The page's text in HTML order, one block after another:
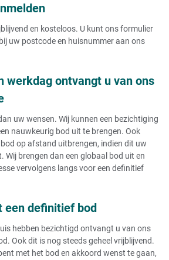
en kosteloos. U kunt ons formulier
uw postcode en huisnummer aan ons
werkdag ontvangt u van ons
uw wensen. Wij kunnen een bezichtiging
nauwkeurig bod uit te brengen. Ook
bod op afstand uitbrengen, indien dit uw
Wij brengen dan een globaal bod uit en
vervolgens langs voor een definitief
een definitief bod
hebben bezichtigd ontvangt u van ons
Ook dit is nog steeds geheel vrijblijvend.
met het bod en akkoord wenst te gaan,